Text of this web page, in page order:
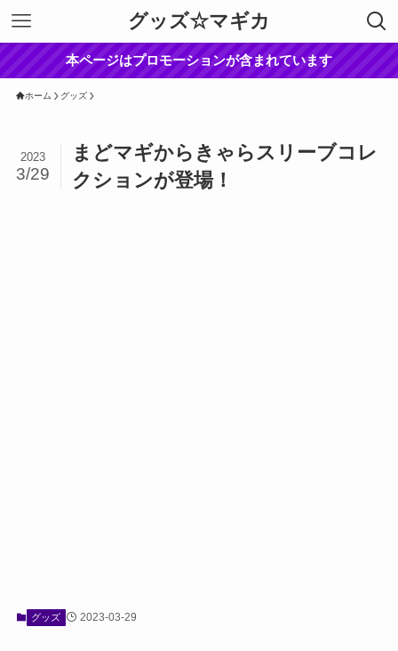
グッズ☆マギカ
本ページはプロモーションが含まれています
ホーム グッズ
まどマギからきゃらスリーブコレ
クションが登場！
2023
3/29
グッズ 2023-03-29